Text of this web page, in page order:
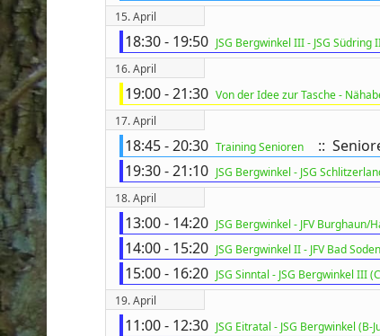
15. April
18:30 - 19:50 JSG Bergwinkel III - JSG Südring
16. April
19:00 - 21:30 Von der Idee zur Tasche -
17. April
18:45 - 20:30 Training Senioren
::
19:30 - 21:10 JSG Bergwinkel - JSG
18. April
13:00 - 14:20 JSG Bergwinkel - JFV Burghaun/
14:00 - 15:20 JSG Bergwinkel II - JFV Bad
15:00 - 16:20 JSG Sinntal - JSG Bergwinkel III
19. April
11:00 - 12:30 JSG Eitratal - JSG Bergwinkel (B-
anzeigen